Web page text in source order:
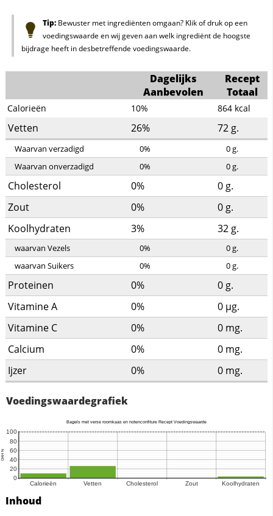
Tip:Bewuster met ingrediënten omgaan? Klik of druk op een
voedingswaarde en wij geven aan welk ingrediënt de hoogste
bijdrage heeft in desbetreffende voedingswaarde.
Dagelijks
Aanbevolen
Recept
Totaal
Calorieën 10% 864 kcal
Vetten 26% 72g.
Waarvan verzadigd 0% 0g.
Waarvan onverzadigd
0% 0g.
Cholesterol 0% 0g.
Zout
0% 0g.
Koolhydraten
3% 32g.
waarvan Vezels 0% 0g.
waarvan Suikers
0% 0g.
Proteinen 0% 0g.
Vitamine A
0% 0 µg.
Vitamine C
0% 0 mg.
Calcium
0% 0 mg.
Ijzer
0% 0 mg.
Voedingswaardegrafiek
Inhoud